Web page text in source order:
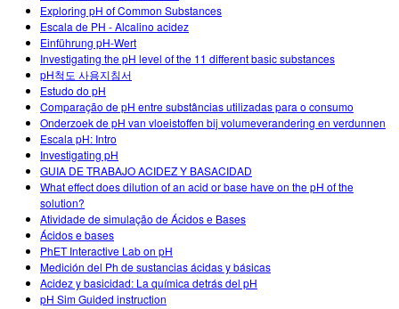
Exploring pH of Common Substances
Escala de PH - Alcalino acidez
Einführung pH-Wert
Investigating the pH level of the 11 different basic substances
pH척도 사용지침서
Estudo do pH
Comparação de pH entre substâncias utilizadas para o consumo
Onderzoek de pH van vloeistoffen bij volumeverandering en verdunnen
Escala pH: Intro
Investigating pH
GUIA DE TRABAJO ACIDEZ Y BASACIDAD
What effect does dilution of an acid or base have on the pH of the
solution?
Atividade de simulação de Ácidos e Bases
Ácidos e bases
PhET Interactive Lab on pH
Medición del Ph de sustancias ácidas y básicas
Acidez y basicidad: La química detrás del pH
pH Sim Guided instruction